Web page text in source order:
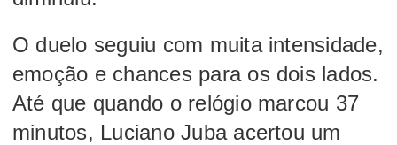
O duelo seguiu com muita intensidade,
emoção e chances para os dois lados.
Até que quando o relógio marcou 37
minutos, Luciano Juba acertou um